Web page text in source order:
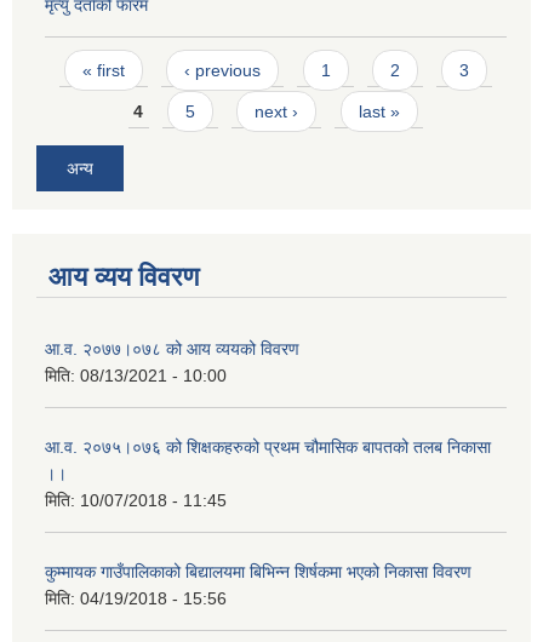
मृत्यु दर्ताको फारम
Pages
« first ‹ previous 1 2 3
4 5 next › last »
अन्य
आय व्यय विवरण
आ.व. २०७७।०७८ को आय व्ययको विवरण
मिति: 08/13/2021 - 10:00
आ.व. २०७५।०७६ को शिक्षकहरुको प्रथम चौमासिक बापतको तलब निकासा
।।
मिति: 10/07/2018 - 11:45
कुम्मायक गाउँपालिकाको बिद्यालयमा बिभिन्न शिर्षकमा भएको निकासा विवरण
मिति: 04/19/2018 - 15:56